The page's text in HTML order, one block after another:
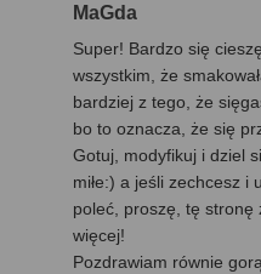
MaGda
Super! Bardzo się
wszystkim, że
bardziej z tego, że
bo to oznacza, że się
Gotuj, modyfikuj i dziel
miłe:) a jeśli zechcesz i
poleć, proszę, tę
więcej!
Pozdrawiam równie